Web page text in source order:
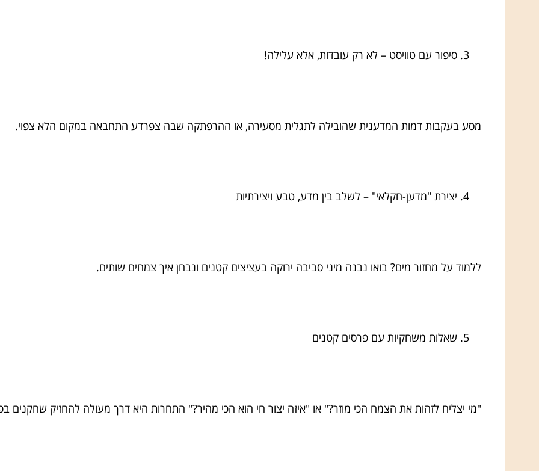
סיפור עם טוויסט – לא רק עובדות, אלא עלילה!
מסע בעקבות דמות המדענית שהובילה לתגלית מסעירה, או ההרפתקה שבה צפרדע התחבאה במקום הלא צפוי.
יצירת "מדען-חקלאי" – לשלב בין מדע, טבע ויצירתיות
ללמוד על מחזור מים? בואו נבנה מיני סביבה ירוקה בעציצים קטנים ונבחן איך צמחים שותים.
שאלות משחקיות עם פרסים קטנים
"מי יצליח לזהות את הצמח הכי מוזר?" או "איזה יצור חי הוא הכי מהיר?" התחרות היא דרך מעולה להחזיק שחקנים